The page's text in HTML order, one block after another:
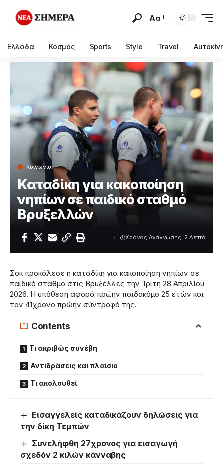
Αα
Ελλάδα Κόσμος Sports Style Travel
Κοινωνία
Καταδίκη για κακοποίηση
νηπίων σε παιδικό σταθμό
Βρυξελλών
Χρόνος Ανάγνωσης: 2 Λεπτά
Σοκ προκάλεσε η καταδίκη για κακοποίηση νηπίων σε
παιδικό σταθμό στις Βρυξέλλες την Τρίτη 28 Απριλίου
2026. Η υπόθεση αφορά πρώην παιδοκόμο 25 ετών και
τον 41χρονο πρώην σύντροφό της.
Contents
Τι ακριβώς συνέβη
Αντιδράσεις και πλαίσιο
Τι ακολουθεί
Εισαγγελείς καταδικάζουν δηλώσεις για
την δίκη Τεμπών
Συνελήφθη 27χρονος για εισαγωγή
σχεδόν 2 κιλών κάνναβης